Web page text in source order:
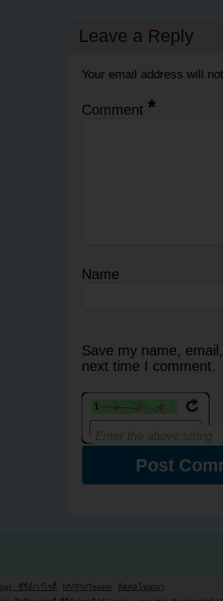
Leave a Reply
Your email address will
Comment *
Name
Save my name,
next time I comment.
: ซีรี่ย์/วาไรตี้ MV/PV/Teaser ติดต่อโฆษณา